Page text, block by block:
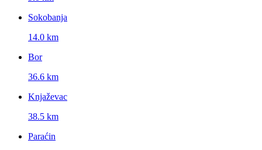
Sokobanja
14.0 km
Bor
36.6 km
Knjaževac
38.5 km
Paraćin